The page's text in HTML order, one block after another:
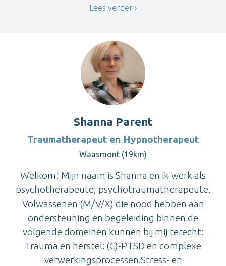
Lees verder
Shanna Parent
Traumatherapeut en Hypnotherapeut
Waasmont (19km)
Welkom! Mijn naam is Shanna en ik werk als
psychotherapeute, psychotraumatherapeute.
Volwassenen (M/V/X) die nood hebben aan
ondersteuning en begeleiding binnen de
volgende domeinen kunnen bij mij terecht:
Trauma en herstel: (C)-PTSD en complexe
verwerkingsprocessen.Stress- en